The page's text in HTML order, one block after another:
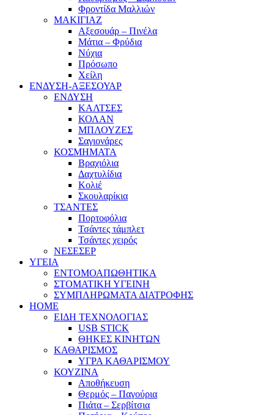
Φροντίδα Μαλλιών
ΜΑΚΙΓΙΑΖ
Αξεσουάρ – Πινέλα
Μάτια – Φρύδια
Νύχια
Πρόσωπο
Χείλη
ΕΝΔΥΣΗ-ΑΞΕΣΟΥΑΡ
ΕΝΔΥΣΗ
ΚΑΛΤΣΕΣ
ΚΟΛΑΝ
ΜΠΛΟΥΖΕΣ
Σαγιονάρες
ΚΟΣΜΗΜΑΤΑ
Βραχιόλια
Δαχτυλίδια
Κολιέ
Σκουλαρίκια
ΤΣΑΝΤΕΣ
Πορτοφόλια
Τσάντες τάμπλετ
Τσάντες χειρός
ΝΕΣΕΣΕΡ
ΥΓΕΙΑ
ΕΝΤΟΜΟΑΠΩΘΗΤΙΚΑ
ΣΤΟΜΑΤΙΚΗ ΥΓΕΙΝΗ
ΣΥΜΠΛΗΡΩΜΑΤΑ ΔΙΑΤΡΟΦΗΣ
HOME
ΕΙΔΗ ΤΕΧΝΟΛΟΓΙΑΣ
USB STICK
ΘΗΚΕΣ ΚΙΝΗΤΩΝ
ΚΑΘΑΡΙΣΜΟΣ
ΥΓΡΑ ΚΑΘΑΡΙΣΜΟΥ
ΚΟΥΖΙΝΑ
Αποθήκευση
Θερμός – Παγούρια
Πιάτα – Σερβίτσια